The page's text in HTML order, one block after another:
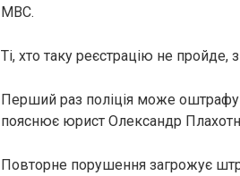
МВС.
Ті, хто таку реєстрацію не
Перший раз поліція може
пояснює юрист Олександр
Повторне порушення загрожує